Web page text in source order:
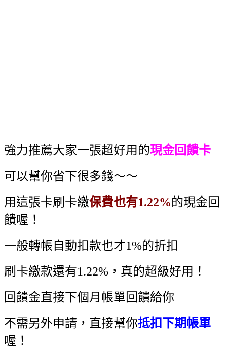
強力推薦大家一張超好用的現金回饋卡
可以幫你省下很多錢～～
用這張卡刷卡繳保費也有1.22%的現金回
饋喔！
一般轉帳自動扣款也才1%的折扣
刷卡繳款還有1.22%，真的超級好用！
回饋金直接下個月帳單回饋給你
不需另外申請，直接幫你抵扣下期帳單
喔！